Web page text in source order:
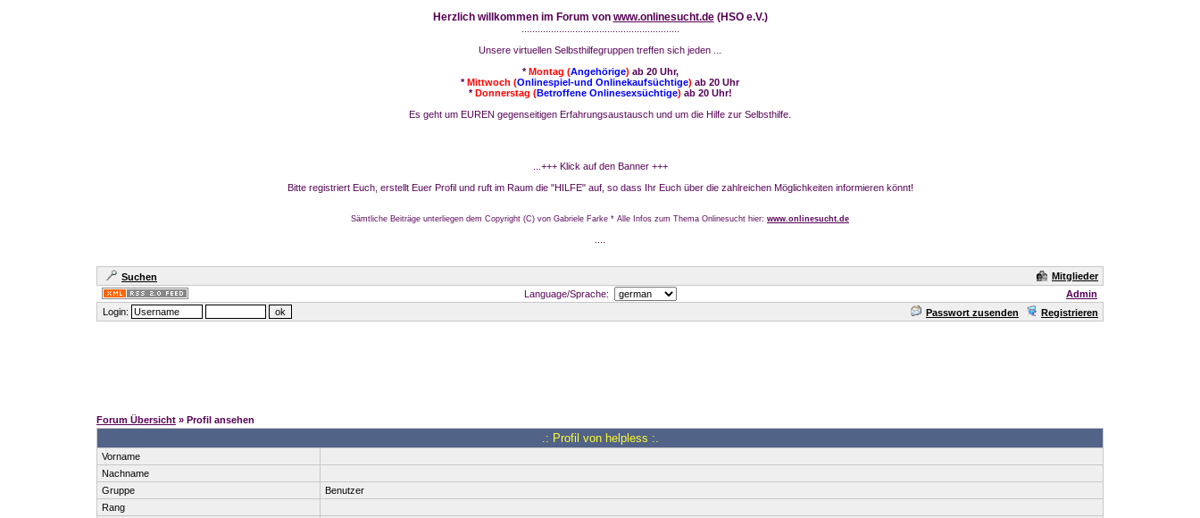
Herzlich willkommen im Forum von www.onlinesucht.de(HSO e.V.)
Unsere virtuellen Selbsthilfegruppen treffen sich jeden ...
*Montag (Angehörige) ab 20 Uhr,
*Mittwoch (Onlinespiel-und Onlinekaufsüchtige) ab 20 Uhr
*Donnerstag (Betroffene Onlinesexsüchtige) ab 20 Uhr!
Es geht um EUREN gegenseitigen Erfahrungsaustausch und um die Hilfe zur Selbsthilfe.
...+++ Klick auf den Banner +++
Bitte registriert Euch, erstellt Euer Profil und ruft im Raum die "HILFE" auf, so dass Ihr Euch über die zahlreichen Möglichkeiten informieren könnt!
Sämtliche Beiträge unterliegen dem Copyright (C) von Gabriele Farke * Alle Infos zum Thema Onlinesucht hier: www.onlinesucht.de
Suchen
Mitglieder
Language/Sprache:
Admin
Login:
Passwort zusenden Registrieren
Forum Übersicht » Profil ansehen
.: Profil von helpless :.
Vorname
Nachname
Gruppe
Benutzer
Rang